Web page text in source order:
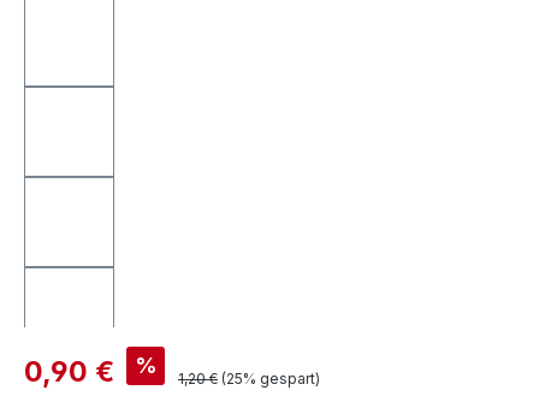
Verkaufspreis:
0,90 € % Regulärer Preis:
1,20 € (25% gespart)